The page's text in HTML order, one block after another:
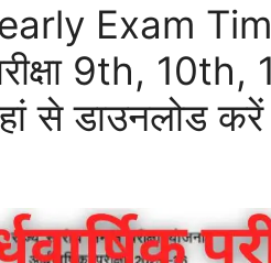
Exam
परीक्षा 9th,
से डाउनलोड करें